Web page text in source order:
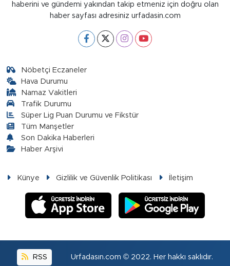
haberini ve gündemi yakından takip etmeniz için doğru olan
haber sayfası adresiniz urfadasin.com
Nöbetçi Eczaneler
Hava Durumu
Namaz Vakitleri
Trafik Durumu
Süper Lig Puan Durumu ve Fikstür
Tüm Manşetler
Son Dakika Haberleri
Haber Arşivi
Künye Gizlilik ve Güvenlik Politikası İletişim
RSS Urfadasın.com © 2022. Her hakkı saklıdır.